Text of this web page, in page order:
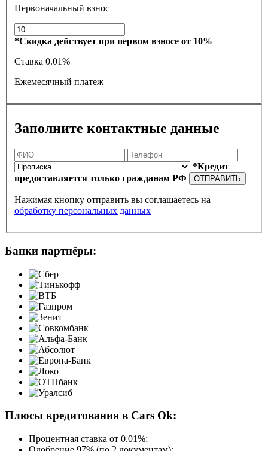
Первоначальный взнос
*Скидка действует при первом взносе от 10%
Ставка 0.01%
Ежемесячный платеж
Заполните контактные данные
*Кредит
предоставляется только гражданам РФ
ОТПРАВИТЬ
Нажимая кнопку отправить вы соглашаетесь на
обработку персональных данных
Банки партнёры:
Плюсы кредитования в Cars Ok:
Процентная ставка от 0.01%;